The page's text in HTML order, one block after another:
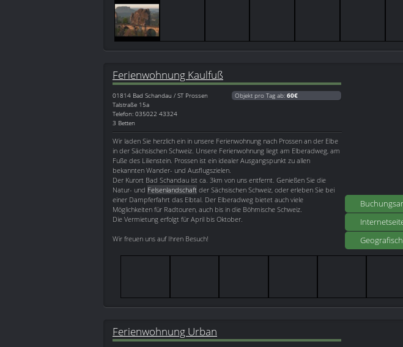
Ferienwohnung Kaulfuß
01814 Bad Schandau / ST Prossen
Talstraße 15a
Telefon: 035022 43324
3 Betten
Objekt pro Tag ab: 60€
Wir laden Sie herzlich ein in unsere Ferienwohnung nach Prossen an der Elbe
in der Sächsischen Schweiz. Unsere Ferienwohnung liegt am Elberadweg, am
Fuße des Lilienstein. Prossen ist ein idealer Ausgangspunkt zu allen
bekannten Wander- und Ausflugszielen.
Der Kurort Bad Schandau ist ca. 3km von uns entfernt. Genießen Sie die
Natur- und Felsenlandschaft der Sächsischen Schweiz, oder erleben Sie bei
einer Dampferfahrt das Elbtal. Der Elberadweg bietet auch viele
Möglichkeiten für Radtouren, auch bis in die Böhmische Schweiz.
Die Vermietung erfolgt für April bis Oktober.
Wir freuen uns auf Ihren Besuch!
Ferienwohnung Urban